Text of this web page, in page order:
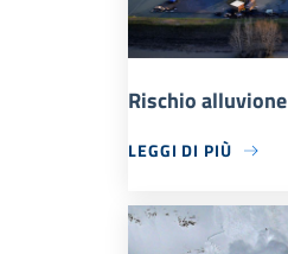
Rischio alluvione
LEGGI DI PIÙ